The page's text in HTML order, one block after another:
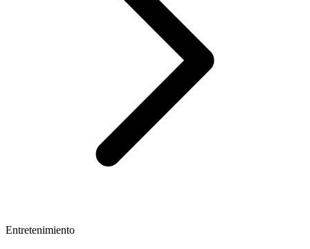
Entretenimiento